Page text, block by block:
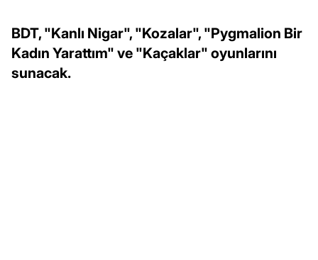
BDT, "Kanlı Nigar", "Kozalar", "Pygmalion Bir
Kadın Yarattım" ve "Kaçaklar" oyunlarını
sunacak.